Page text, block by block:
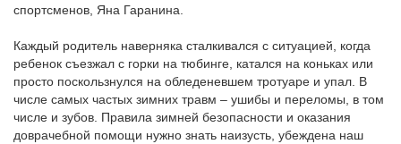
спортсменов, Яна Гаранина.
Каждый родитель наверняка сталкивался с ситуацией, когда
ребенок съезжал с горки на тюбинге, катался на коньках или
просто поскользнулся на обледеневшем тротуаре и упал. В
числе самых частых зимних травм – ушибы и переломы, в том
числе и зубов. Правила зимней безопасности и оказания
доврачебной помощи нужно знать наизусть, убеждена наш